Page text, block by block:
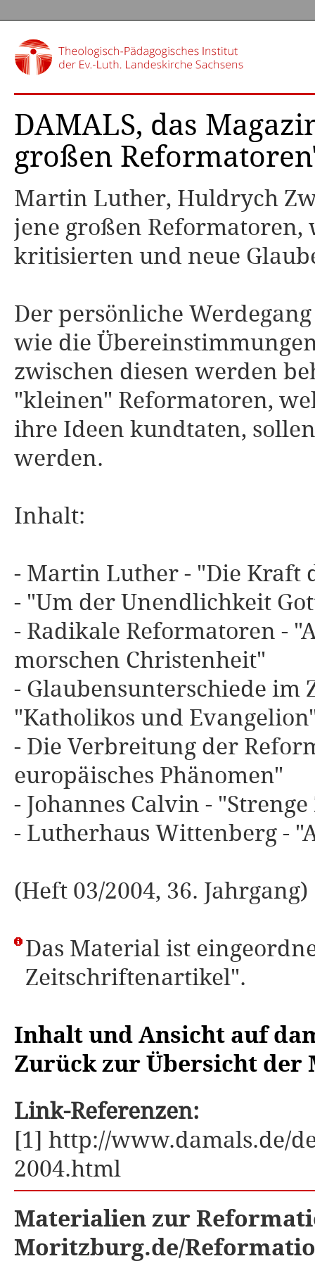
DAMALS, das
großen
Mar­tin Lu­ther, Huld­rych
jene großen Reformatoren,
kritisierten und neue
Der persönliche
wie die
zwischen diesen werden
"kleinen" Reformatoren,
ihre Ideen kundtaten,
werden.
Inhalt:
- Martin Luther - "Die Kraft
- "Um der Unendlichkeit
- Radikale Reformatoren -
morschen Christenheit"
- Glaubensunterschiede im
"Katholikos und
- Die Verbreitung der
europäisches Phänomen"
- Johannes Calvin -
- Lutherhaus Wittenberg -
(Heft 03/2004, 36. Jahrgang)
Das Material ist
Zeitschriftenartikel".
Inhalt und Ansicht auf
Zurück zur Übersicht der
Link-Referenzen:
[1] http://www.damals.de/
2004.html
Materialien zur
Moritzburg.de/